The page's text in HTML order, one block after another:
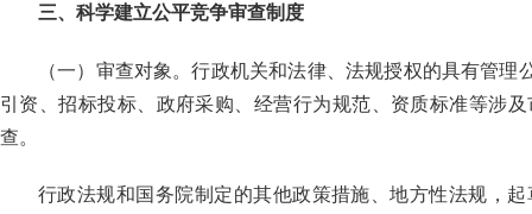
三、科学建立公平竞争审查制度
（一）审查对象。行政机关和法律、法规授权的具有管
引资、招标投标、政府采购、经营行为规范、资质标准等涉
查。
行政法规和国务院制定的其他政策措施、地方性法规，